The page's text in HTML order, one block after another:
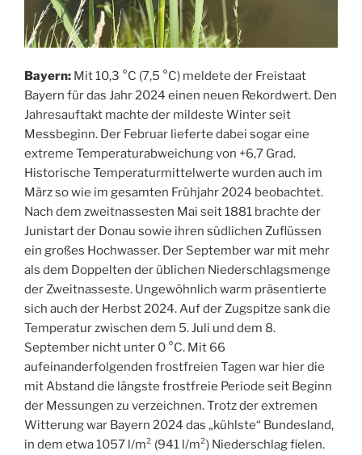
Bayern: Mit 10,3 °C (7,5 °C) meldete der Freistaat
Bayern für das Jahr 2024 einen neuen Rekordwert. Den
Jahresauftakt machte der mildeste Winter seit
Messbeginn. Der Februar lieferte dabei sogar eine
extreme Temperaturabweichung von +6,7 Grad.
Historische Temperaturmittelwerte wurden auch im
März so wie im gesamten Frühjahr 2024 beobachtet.
Nach dem zweitnassesten Mai seit 1881 brachte der
Junistart der Donau sowie ihren südlichen Zuflüssen
ein großes Hochwasser. Der September war mit mehr
als dem Doppelten der üblichen Niederschlagsmenge
der Zweitnasseste. Ungewöhnlich warm präsentierte
sich auch der Herbst 2024. Auf der Zugspitze sank die
Temperatur zwischen dem 5. Juli und dem 8.
September nicht unter 0 °C. Mit 66
aufeinanderfolgenden frostfreien Tagen war hier die
mit Abstand die längste frostfreie Periode seit Beginn
der Messungen zu verzeichnen. Trotz der extremen
Witterung war Bayern 2024 das „kühlste“ Bundesland,
in dem etwa 1057 l/m² (941 l/m²) Niederschlag fielen.